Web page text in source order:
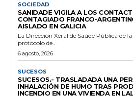
SOCIEDAD
SANIDADE VIGILA A LOS
CONTAGIADO FRANCO-
AISLADO EN GALICIA
La Dirección Xeral de Saúde Pública de
protocolo de...
6 agosto, 2026
SUCESOS
SUCESOS.- TRASLADADA UNA
INHALACIÓN DE HUMO TRAS
INCENDIO EN UNA VIVIENDA EN